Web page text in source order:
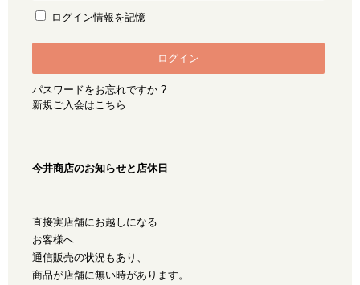
ログイン情報を記憶
パスワードをお忘れですか ?
新規ご入会はこちら
今井商店のお知らせと店休日
直接実店舗にお越しになる
お客様へ
通信販売の状況もあり、
商品が店舗に無い時があります。